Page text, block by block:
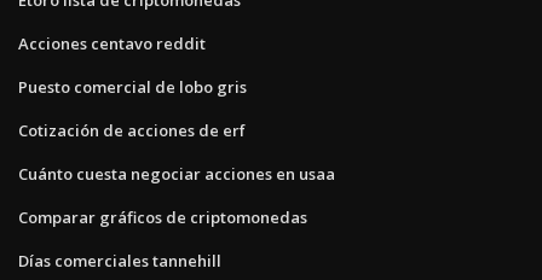
Acciones centavo reddit
Puesto comercial de lobo gris
Cotización de acciones de erf
Cuánto cuesta negociar acciones en usaa
Comparar gráficos de criptomonedas
Días comerciales tannehill